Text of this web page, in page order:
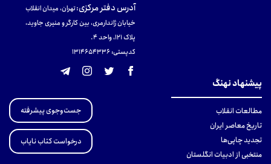
آدرس دفتر مرکزی:تهران، میدان انقلاب
خیابان ژاندارمری، بین کارگر و منیری جاوید،
پلاک 121، واحد ۴.
کدپستی: 131465433۶
پیشنهاد نهنگ
مطالعات انقلاب
تاریخ معاصر ایران
تجدید چاپی‌ها
منتخبی از ادبیات انگلستان
جست‌وجوی پیشرفته
درخواست کتاب نایاب